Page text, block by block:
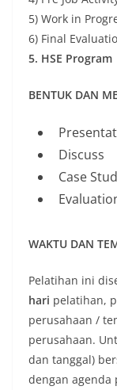
5) Work in
6) Final
5. HSE Program
BENTUK DAN
Discuss
Case
WAKTU DAN
Pelatihan ini
hari pelatihan,
perusahaan /
perusahaan.
dan tanggal)
dengan agenda